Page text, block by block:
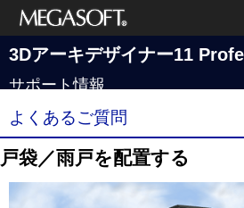
メガソフト株式
会社
3Dアーキデザイナー11
サポート情報
よくあるご質問
戸袋／雨戸を配置する